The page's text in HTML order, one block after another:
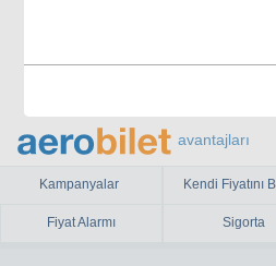
avantajları
Kampanyalar Kendi Fiyatını
Fiyat Alarmı Sigorta